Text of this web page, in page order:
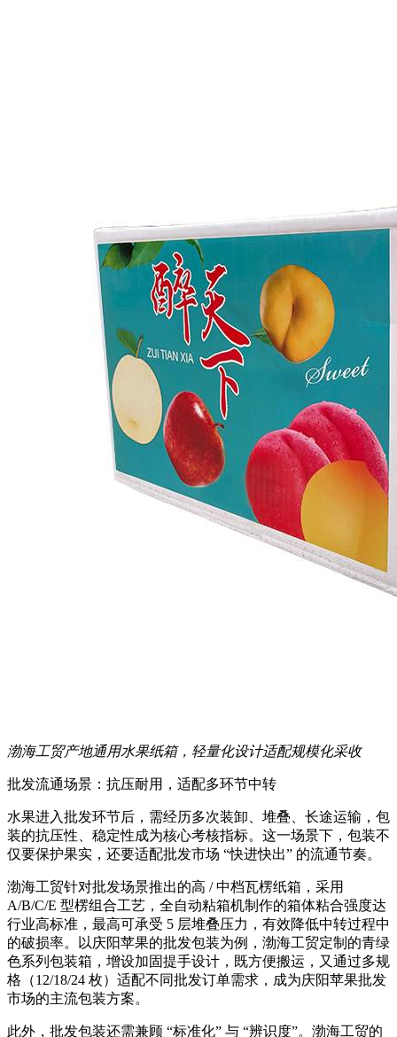
渤海工贸产地通用水果纸箱，轻量化设计适配规模化采收
批发流通场景：抗压耐用，适配多环节中转
水果进入批发环节后，需经历多次装卸、堆叠、长途运输，包
装的抗压性、稳定性成为核心考核指标。这一场景下，包装不
仅要保护果实，还要适配批发市场 “快进快出” 的流通节奏。
渤海工贸针对批发场景推出的高 / 中档瓦楞纸箱，采用
A/B/C/E 型楞组合工艺，全自动粘箱机制作的箱体粘合强度达
行业高标准，最高可承受 5 层堆叠压力，有效降低中转过程中
的破损率。以庆阳苹果的批发包装为例，渤海工贸定制的青绿
色系列包装箱，增设加固提手设计，既方便搬运，又通过多规
格（12/18/24 枚）适配不同批发订单需求，成为庆阳苹果批发
市场的主流包装方案。
此外，批发包装还需兼顾 “标准化” 与 “辨识度”。渤海工贸的